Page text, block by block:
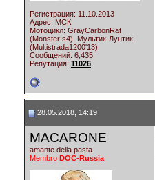
Регистрация: 11.10.2013
Адрес: МСК
Мотоцикл: GrayCarbonRat
(Monster s4), Мультик-Лунтик
(Multistrada1200'13)
Сообщений: 6,435
Репутация: 11026
28.05.2018, 14:19
MACARONE
amante della pasta
Membro DOC-Russia